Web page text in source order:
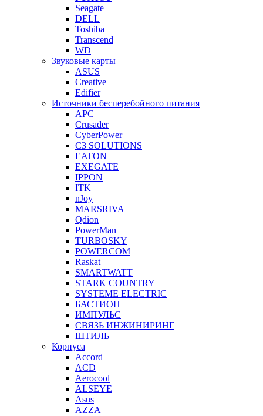
Seagate
DELL
Toshiba
Transcend
WD
Звуковые карты
ASUS
Creative
Edifier
Источники бесперебойного питания
APC
Crusader
CyberPower
C3 SOLUTIONS
EATON
EXEGATE
IPPON
ITK
nJoy
MARSRIVA
Qdion
PowerMan
TURBOSKY
POWERCOM
Raskat
SMARTWATT
STARK COUNTRY
SYSTEME ELECTRIC
БАСТИОН
ИМПУЛЬС
СВЯЗЬ ИНЖИНИРИНГ
ШТИЛЬ
Корпуса
Accord
ACD
Aerocool
ALSEYE
Asus
AZZA